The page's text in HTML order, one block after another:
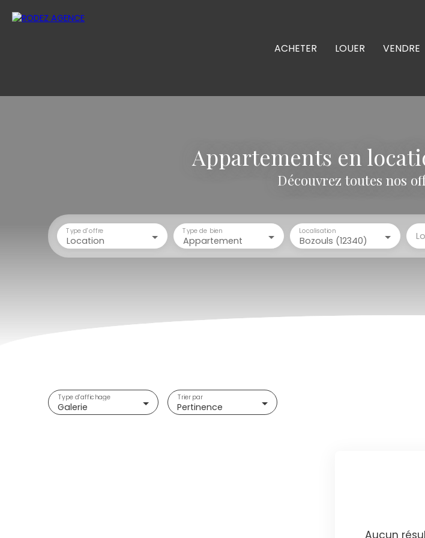
ACHETER LOUER VENDRE
Appartements en
Découvrez toutes nos
Location
Type d'offre
Appartement
Type de bien
Bozouls (12340)
Localisation
Galerie
Type d'affichage
Pertinence
Trier par
Aucun